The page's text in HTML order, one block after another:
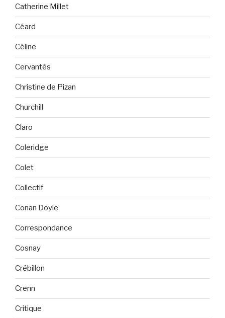
Catherine Millet
Céard
Céline
Cervantès
Christine de Pizan
Churchill
Claro
Coleridge
Colet
Collectif
Conan Doyle
Correspondance
Cosnay
Crébillon
Crenn
Critique